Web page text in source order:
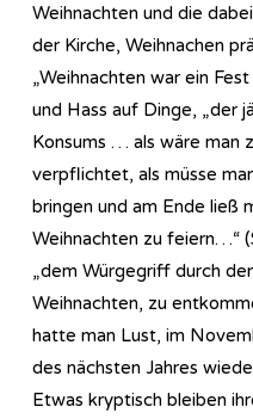
Weihnachten und die
der Kirche, Weihnachen
„Weihnachten war ein
und Hass auf Dinge, „der
Konsums … als wäre man
verpflichtet, als müsse
bringen und am Ende ließ
Weihnachten zu feiern…“
„dem Würgegriff durch
Weihnachten, zu
hatte man Lust, im
des nächsten Jahres
Etwas kryptisch bleiben